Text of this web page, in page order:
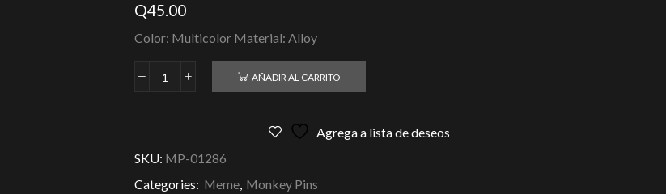
Q45.00
Color: Multicolor Material: Alloy
AÑADIR AL CARRITO
Agrega a lista de deseos
SKU: MP-01286
Categories: Meme, Monkey Pins